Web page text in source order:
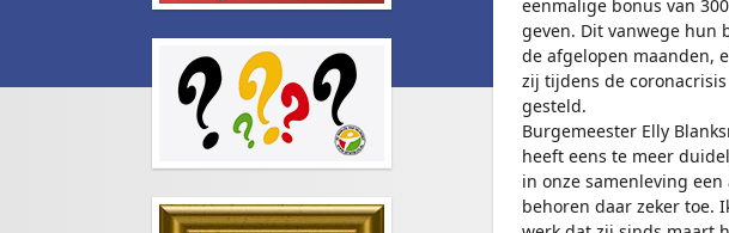
eenmalige bonus van
geven. Dit vanwege hun
de afgelopen maanden,
zij tijdens de
gesteld.
Burgemeester Elly
heeft eens te meer
in onze samenleving een
behoren daar zeker toe.